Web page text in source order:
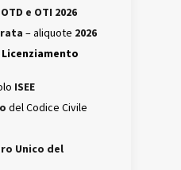
OTD e OTI 2026
– aliquote 2026
ISEE
del Codice Civile
Unico del